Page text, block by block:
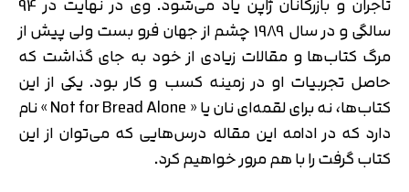
سالگی و در سال 1989 چشم از جهان فرو بست ولی پیش از
مرگ کتاب‌ها و مقالات زیادی از خود به جای گذاشت که
حاصل تجربیات او در زمینه کسب و کار بود. یکی از این
کتاب‌ها، نه برای لقمه‌ای نان یا « Not for Bread Alone » نام
دارد که در ادامه این مقاله درس‌هایی که می‌توان از این
کتاب گرفت را با هم مرور خواهیم کرد.